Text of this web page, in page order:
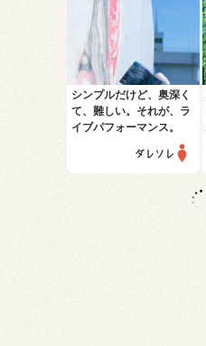
シンプルだけど、奥深く
て、難しい。 それが、ラ
イブパフォーマンス。